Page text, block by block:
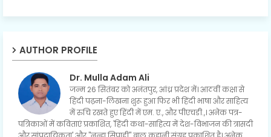
AUTHOR PROFILE
Dr. Mulla Adam Ali
जन्म 26 सितंबर को अनंतपुर, आंध्र प्रदेश में। आठवीं कक्षा से
हिंदी पढ़ना-लिखना शुरू हुआ फिर भी हिंदी भाषा और साहित्य
में रुचि रखते हुए हिंदी में एम. ए., और पीएचडी.,। अनेक पत्र-
पत्रिकाओं में कविताएं प्रकाशित, 'हिंदी कथा-साहित्य में देश-विभाजन की त्रासदी